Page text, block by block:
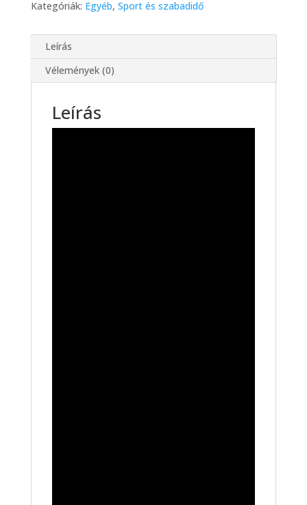
Kategóriák: Egyéb, Sport és szabadidő
Leírás
Vélemények (0)
Leírás